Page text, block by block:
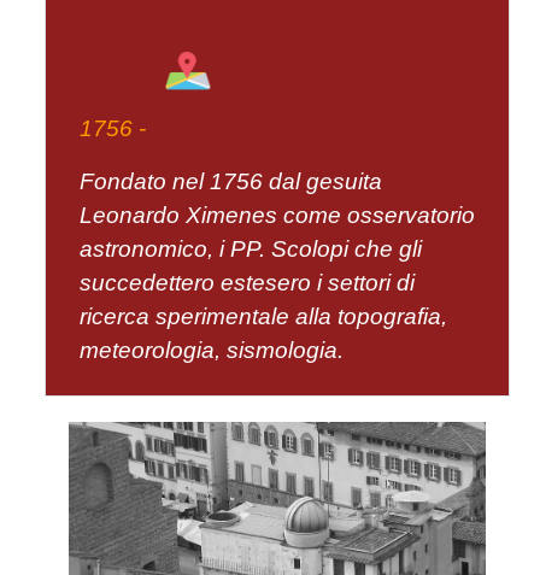
1756 -
Fondato nel 1756 dal gesuita
Leonardo Ximenes come osservatorio
astronomico, i PP. Scolopi che gli
succedettero estesero i settori di
ricerca sperimentale alla topografia,
meteorologia, sismologia.